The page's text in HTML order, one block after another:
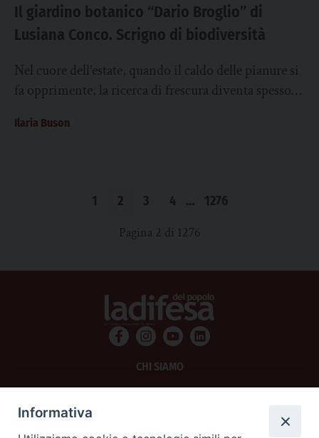
Il giardino botanico “Dario Broglio” di
Lusiana Conco. Scrigno di biodiversità
Nel cuore dell’estate, quando il caldo delle pianure si
fa opprimente, la ricerca di frescura diventa spesso
Ilaria Buson
1 2 3 4 … 1276
Pagina 2 di 1276
CHI SIAMO
Informativa